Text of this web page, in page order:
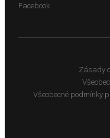
Facebook
Zásady
Všeobecné podmínky